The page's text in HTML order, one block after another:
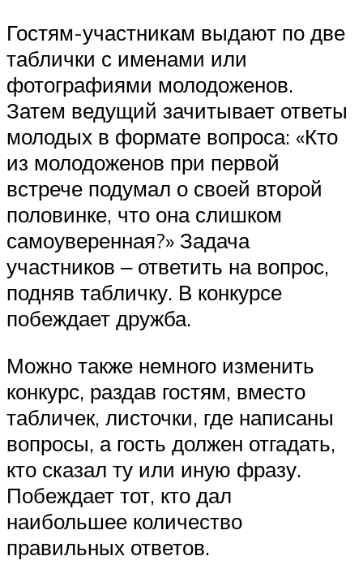
Гостям-участникам выдают по две
таблички с именами или
фотографиями молодоженов.
Затем ведущий зачитывает ответы
молодых в формате вопроса: «Кто
из молодоженов при первой
встрече подумал о своей второй
половинке, что она слишком
самоуверенная?» Задача
участников ‒ ответить на вопрос,
подняв табличку. В конкурсе
побеждает дружба.
Можно также немного изменить
конкурс, раздав гостям, вместо
табличек, листочки, где написаны
вопросы, а гость должен отгадать,
кто сказал ту или иную фразу.
Побеждает тот, кто дал
наибольшее количество
правильных ответов.